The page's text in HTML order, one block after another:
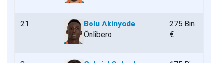
21
Bolu Akinyode
Önlibero
275 Bin
€